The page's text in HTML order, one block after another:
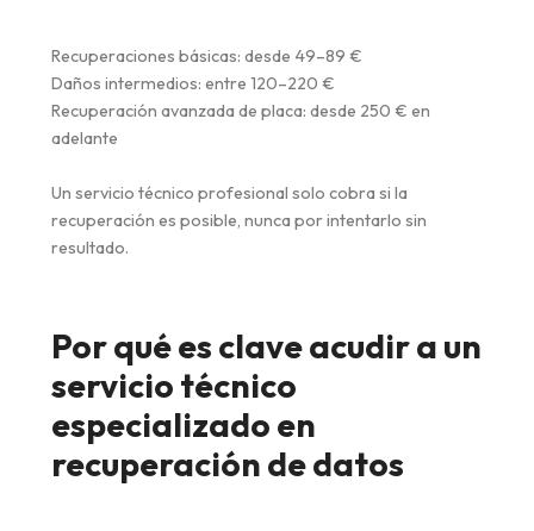
Recuperaciones básicas: desde 49–89 €
Daños intermedios: entre 120–220 €
Recuperación avanzada de placa: desde 250 € en
adelante
Un servicio técnico profesional solo cobra si la
recuperación es posible, nunca por intentarlo sin
resultado.
Por qué es clave acudir a un
servicio técnico
especializado en
recuperación de datos